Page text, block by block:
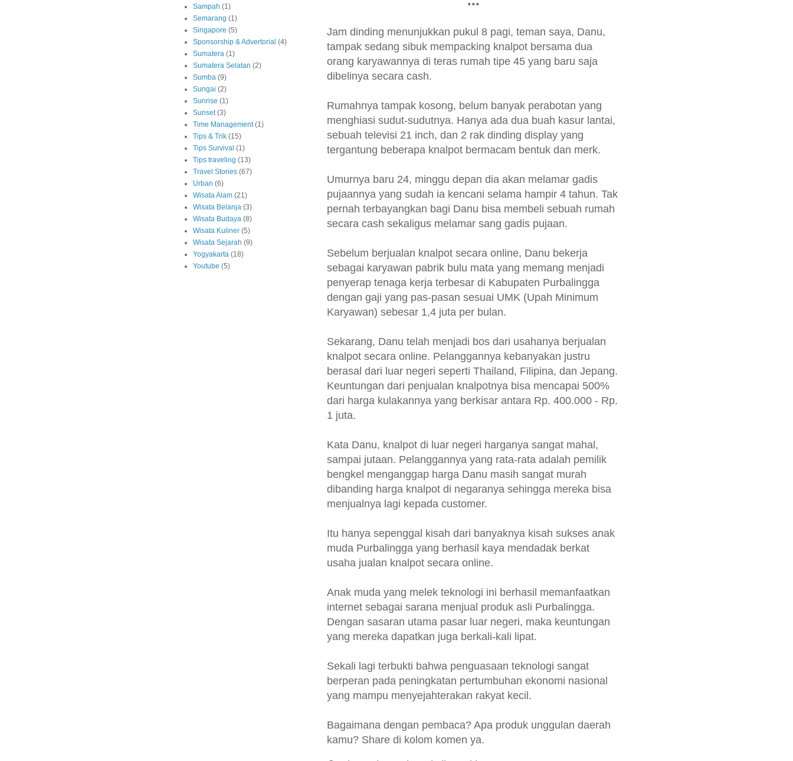
Jam dinding menunjukkan pukul 8 pagi, teman saya, Danu,
tampak sedang sibuk mempacking knalpot bersama dua
orang karyawannya di teras rumah tipe 45 yang baru saja
dibelinya secara cash.
Rumahnya tampak kosong, belum banyak perabotan yang
menghiasi sudut-sudutnya. Hanya ada dua buah kasur lantai,
sebuah televisi 21 inch, dan 2 rak dinding display yang
tergantung beberapa knalpot bermacam bentuk dan merk.
Umurnya baru 24, minggu depan dia akan melamar gadis
pujaannya yang sudah ia kencani selama hampir 4 tahun. Tak
pernah terbayangkan bagi Danu bisa membeli sebuah rumah
secara cash sekaligus melamar sang gadis pujaan.
Sebelum berjualan knalpot secara online, Danu bekerja
sebagai karyawan pabrik bulu mata yang memang menjadi
penyerap tenaga kerja terbesar di Kabupaten Purbalingga
dengan gaji yang pas-pasan sesuai UMK (Upah Minimum
Karyawan) sebesar 1,4 juta per bulan.
Sekarang, Danu telah menjadi bos dari usahanya berjualan
knalpot secara online. Pelanggannya kebanyakan justru
berasal dari luar negeri seperti Thailand, Filipina, dan Jepang.
Keuntungan dari penjualan knalpotnya bisa mencapai 500%
dari harga kulakannya yang berkisar antara Rp. 400.000 - Rp.
1 juta.
Kata Danu, knalpot di luar negeri harganya sangat mahal,
sampai jutaan. Pelanggannya yang rata-rata adalah pemilik
bengkel menganggap harga Danu masih sangat murah
dibanding harga knalpot di negaranya sehingga mereka bisa
menjualnya lagi kepada customer.
Itu hanya sepenggal kisah dari banyaknya kisah sukses anak
muda Purbalingga yang berhasil kaya mendadak berkat
usaha jualan knalpot secara online.
Anak muda yang melek teknologi ini berhasil memanfaatkan
internet sebagai sarana menjual produk asli Purbalingga.
Dengan sasaran utama pasar luar negeri, maka keuntungan
yang mereka dapatkan juga berkali-kali lipat.
Sekali lagi terbukti bahwa penguasaan teknologi sangat
berperan pada peningkatan pertumbuhan ekonomi nasional
yang mampu menyejahterakan rakyat kecil.
Bagaimana dengan pembaca? Apa produk unggulan daerah
kamu? Share di kolom komen ya.
Sampah (1)
Semarang (1)
Singapore (5)
Sponsorship & Advertorial (4)
Sumatera (1)
Sumatera Selatan (2)
Sumba (9)
Sungai (2)
Sunrise (1)
Sunset (3)
Time Management (1)
Tips & Trik (15)
Tips Survival (1)
Tips traveling (13)
Travel Stories (67)
Urban (6)
Wisata Alam (21)
Wisata Belanja (3)
Wisata Budaya (8)
Wisata Kuliner (5)
Wisata Sejarah (9)
Yogyakarta (18)
Youtube (5)